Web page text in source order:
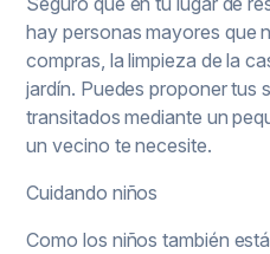
hay personas mayores que
compras, la limpieza de la
jardín. Puedes proponer tus
transitados mediante un
un vecino te necesite.
Cuidando niños
Como los niños también